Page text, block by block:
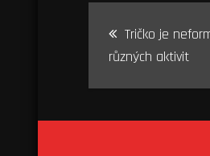
Navigace
pro
Tričko je
různých aktivit